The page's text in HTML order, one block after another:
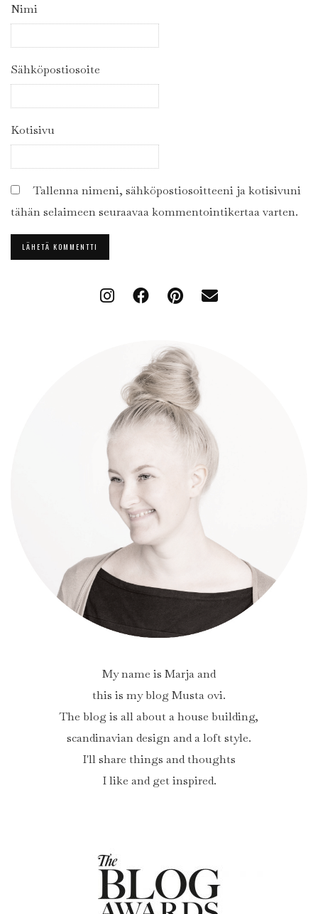
Nimi
Sähköpostiosoite
Kotisivu
Tallenna nimeni, sähköpostiosoitteeni ja kotisivuni
tähän selaimeen seuraavaa kommentointikertaa varten.
My name is Marja and
this is my blog Musta ovi.
The blog is all about a house building,
scandinavian design and a loft style.
I'll share things and thoughts
I like and get inspired.